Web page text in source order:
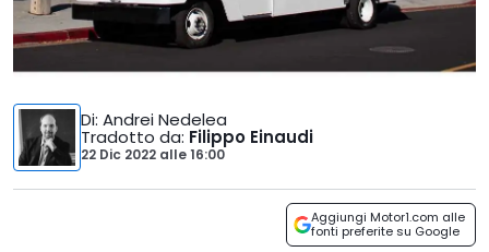
Di: Andrei Nedelea
Tradotto da: Filippo Einaudi
22 Dic 2022 alle16:00
Aggiungi Motor1.com alle
fonti preferite su Google